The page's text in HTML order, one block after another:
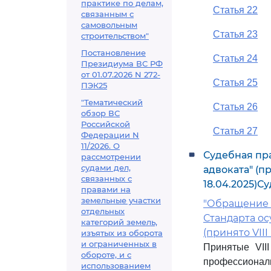
практике по делам,
связанным с
самовольным
строительством"
Постановление
Президиума ВС РФ
от 01.07.2026 N 272-
ПЭК25
"Тематический
обзор ВС
Российской
Федерации N
11/2026. О
рассмотрении
судами дел,
связанных с
правами на
земельные участки
отдельных
категорий земель,
изъятых из оборота
и ограниченных в
обороте, и с
использованием
Статья 22
Статья 23
Статья 24
Статья 25
Статья 26
Статья 27
Судебная
адвоката"
"Обращение
Стандарта
(принято VIII
Принятые